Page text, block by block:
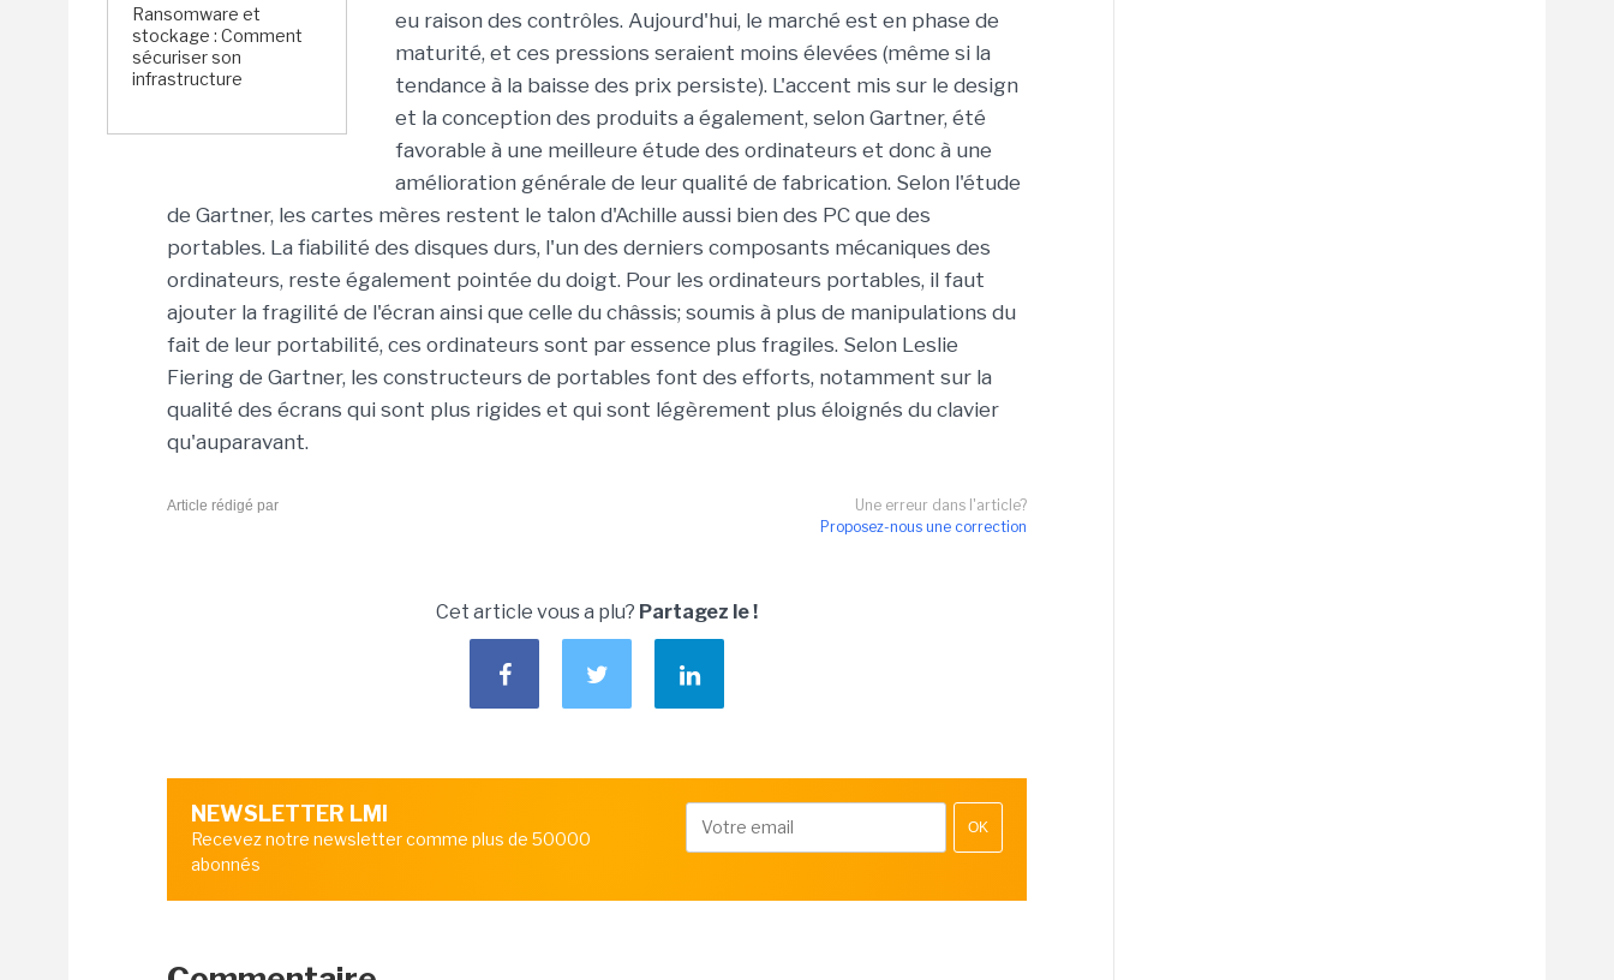
Ransomware et
stockage : Comment
sécuriser son
infrastructure
eu raison des contrôles. Aujourd'hui, le marché est en phase de
maturité, et ces pressions seraient moins élevées (même si la
tendance à la baisse des prix persiste). L'accent mis sur le design
et la conception des produits a également, selon Gartner, été
favorable à une meilleure étude des ordinateurs et donc à une
amélioration générale de leur qualité de fabrication. Selon l'étude
de Gartner, les cartes mères restent le talon d'Achille aussi bien des PC que des
portables. La fiabilité des disques durs, l'un des derniers composants mécaniques des
ordinateurs, reste également pointée du doigt. Pour les ordinateurs portables, il faut
ajouter la fragilité de l'écran ainsi que celle du châssis; soumis à plus de manipulations du
fait de leur portabilité, ces ordinateurs sont par essence plus fragiles. Selon Leslie
Fiering de Gartner, les constructeurs de portables font des efforts, notamment sur la
qualité des écrans qui sont plus rigides et qui sont légèrement plus éloignés du clavier
qu'auparavant.
Une erreur dans l'article?
Proposez-nous une correction
Article rédigé par
Cet article vous a plu? Partagez le !
NEWSLETTER LMI
Recevez notre newsletter comme plus de 50000
abonnés
OK